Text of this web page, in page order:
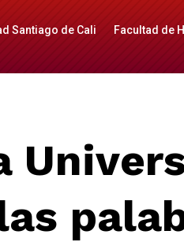
Santiago de Cali Facultad de